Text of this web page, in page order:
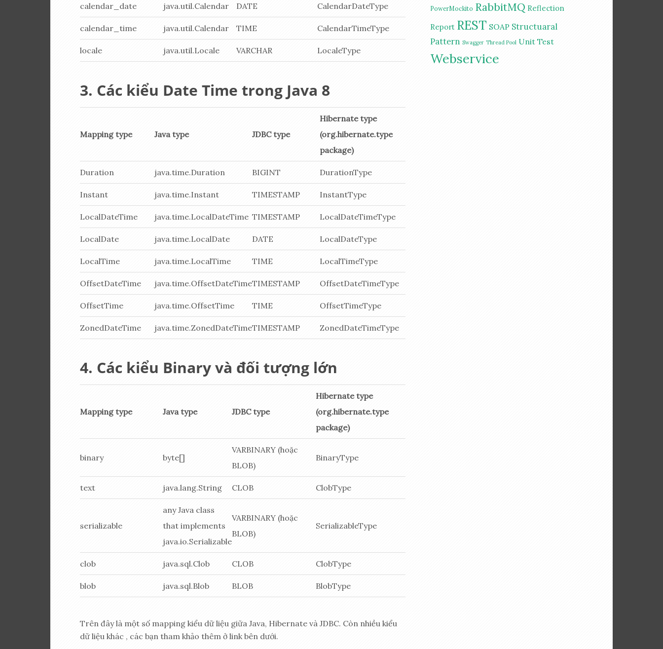
calendar_date java.util.Calendar DATE CalendarDateType
calendar_time java.util.Calendar TIME CalendarTimeType
locale java.util.Locale VARCHAR LocaleType
Các kiểu Date Time trong Java 8
Mapping type Java type JDBC type
Hibernate type
(org.hibernate.type
package)
Duration java.time.Duration BIGINT DurationType
Instant java.time.Instant TIMESTAMP InstantType
LocalDateTime java.time.LocalDateTime TIMESTAMP LocalDateTimeType
LocalDate java.time.LocalDate DATE LocalDateType
LocalTime java.time.LocalTime TIME LocalTimeType
OffsetDateTime java.time.OffsetDateTimeTIMESTAMP OffsetDateTimeType
OffsetTime java.time.OffsetTime TIME OffsetTimeType
ZonedDateTime java.time.ZonedDateTimeTIMESTAMP ZonedDateTimeType
Các kiểu Binary và đối tượng lớn
Mapping type Java type JDBC type
Hibernate type
(org.hibernate.type
package)
binary byte[]
VARBINARY (hoặc
BLOB)
BinaryType
text java.lang.String CLOB ClobType
serializable
any Java class
that implements
java.io.Serializable
VARBINARY (hoặc
BLOB)
SerializableType
clob java.sql.Clob CLOB ClobType
blob java.sql.Blob BLOB BlobType
Trên đây là một số mapping kiểu dữ liệu giữa Java, Hibernate và JDBC. Còn nhiều kiểu
dữ liệu khác , các bạn tham khảo thêm ở link bên dưới.
PowerMockito RabbitMQ Reflection
Report REST SOAP Structuaral
Pattern Swagger Thread Pool Unit Test
Webservice